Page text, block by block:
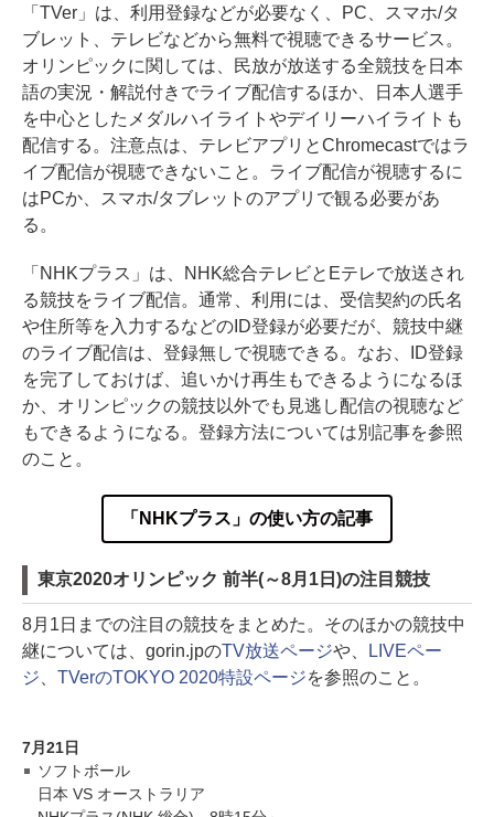
「TVer」は、利用登録などが必要なく、PC、スマホ/タ
ブレット、テレビなどから無料で視聴できるサービス。
オリンピックに関しては、民放が放送する全競技を日本
語の実況・解説付きでライブ配信するほか、日本人選手
を中心としたメダルハイライトやデイリーハイライトも
配信する。注意点は、テレビアプリとChromecastではラ
イブ配信が視聴できないこと。ライブ配信が視聴するに
はPCか、スマホ/タブレットのアプリで観る必要があ
る。
「NHKプラス」は、NHK総合テレビとEテレで放送され
る競技をライブ配信。通常、利用には、受信契約の氏名
や住所等を入力するなどのID登録が必要だが、競技中継
のライブ配信は、登録無しで視聴できる。なお、ID登録
を完了しておけば、追いかけ再生もできるようになるほ
か、オリンピックの競技以外でも見逃し配信の視聴など
もできるようになる。登録方法については別記事を参照
のこと。
「NHKプラス」の使い方の記事
東京2020オリンピック 前半(～8月1日)の注目競技
8月1日までの注目の競技をまとめた。そのほかの競技中
継については、gorin.jpのTV放送ページや、
LIVEペー
ジ
TVerのTOKYO 2020特設ページを参照のこと。
7月21日
ソフトボール
日本 VS オーストラリア